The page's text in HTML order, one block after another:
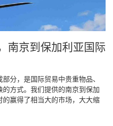
南京到保加利亚国际
分，是国际贸易中贵重物品、
方式。我们提供的南京到保加
赢得了相当大的市场，大大缩